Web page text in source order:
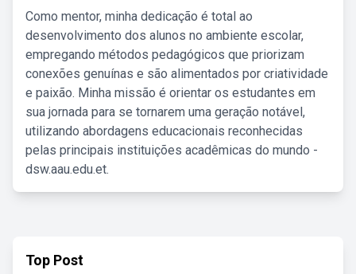
Como mentor, minha dedicação é total ao
desenvolvimento dos alunos no ambiente escolar,
empregando métodos pedagógicos que priorizam
conexões genuínas e são alimentados por criatividade
e paixão. Minha missão é orientar os estudantes em
sua jornada para se tornarem uma geração notável,
utilizando abordagens educacionais reconhecidas
pelas principais instituições acadêmicas do mundo -
dsw.aau.edu.et.
Top Post